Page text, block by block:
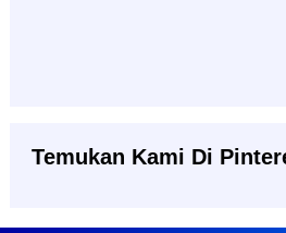
Temukan Kami Di